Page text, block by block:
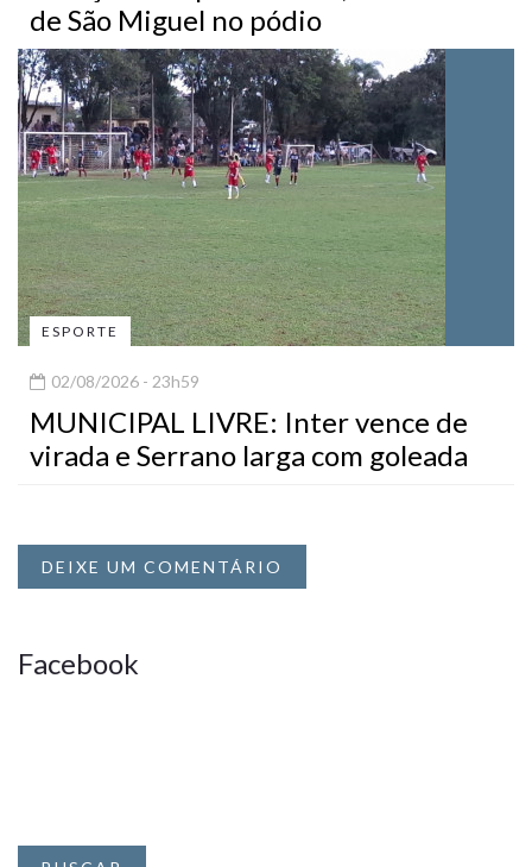
de São Miguel no pódio
ESPORTE
02/08/2026 - 23h59
MUNICIPAL LIVRE: Inter vence de
virada e Serrano larga com goleada
DEIXE UM COMENTÁRIO
Facebook